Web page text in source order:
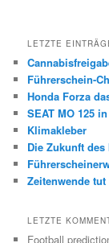
LETZTE
Führerschein-
Honda Forza
SEAT MO 125
Klimakleber
Die Zukunft
Zeitenwende tut
LETZTE
Football